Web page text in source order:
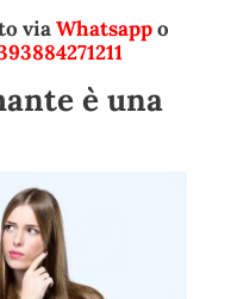
viaWhatsappo
è una